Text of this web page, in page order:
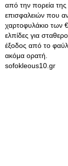
από την πορεία
επισφαλειών που
χαρτοφυλάκιο των
ελπίδες για
έξοδος από το
ακόμα ορατή.
sofokleous10.gr